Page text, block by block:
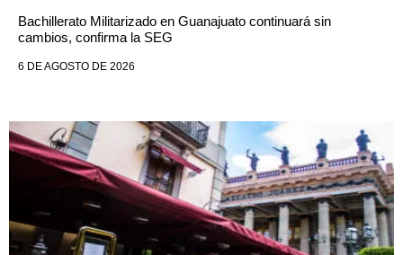
Bachillerato Militarizado en Guanajuato continuará sin
cambios, confirma la SEG
6 DE AGOSTO DE 2026